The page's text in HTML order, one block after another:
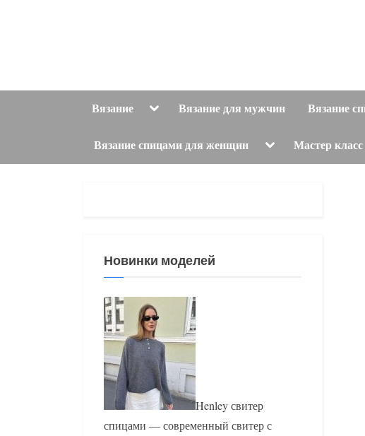
Вязание ToggleВязание для мужчин Вязание
Вязание спицами для женщин Toggle
menu
Мастер класс
Новинки моделей
Henley свитер
спицами — современный свитер с